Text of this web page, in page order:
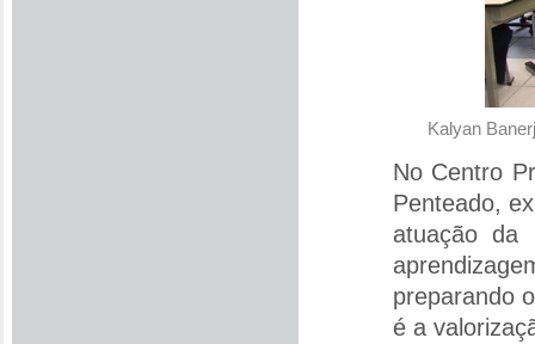
Kalyan
No Centro
Penteado,
atuação da
preparando
é a